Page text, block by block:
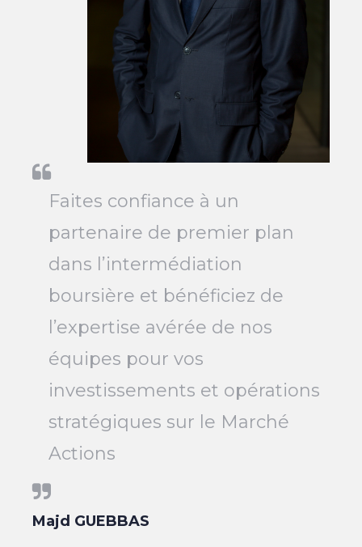
Faites confiance à un
partenaire de premier plan
dans l’intermédiation
boursière et bénéficiez de
l’expertise avérée de nos
équipes pour vos
investissements et opérations
stratégiques sur le Marché
Actions
Majd GUEBBAS